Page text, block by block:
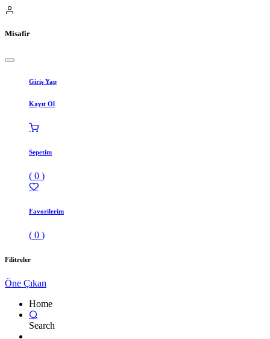
Misafir
Giriş Yap
Kayıt Ol
Sepetim
( 0 )
Favorilerim
( 0 )
Filitreler
Öne Çıkan
Home
Search